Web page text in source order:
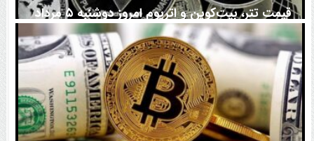
قیمت تتر، بیت‌کوین و اتریوم امروز دوشنبه ۵ مرداد
۱۴۰۵ | بیت‌کوین این مرز را از دست بدهد، همه‌چیز تغییر
می‌کند